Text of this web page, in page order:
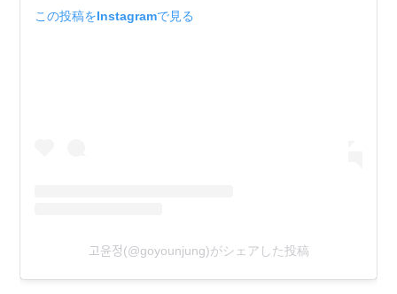
この投稿をInstagramで見る
고윤정(@goyounjung)がシェアした投稿